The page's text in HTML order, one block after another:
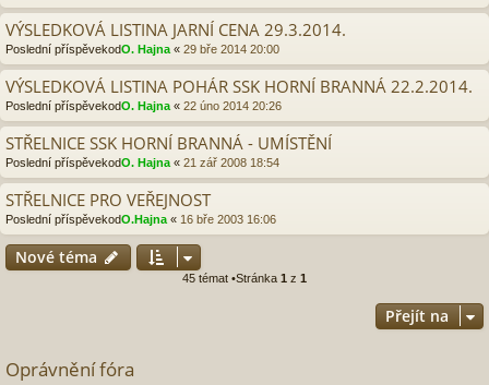
VÝSLEDKOVÁ LISTINA JARNÍ CENA 29.3.2014.
Poslední příspěvekodO. Hajna « 29 bře 2014 20:00
VÝSLEDKOVÁ LISTINA POHÁR SSK HORNÍ BRANNÁ 22.2.2014.
Poslední příspěvekodO. Hajna « 22 úno 2014 20:26
STŘELNICE SSK HORNÍ BRANNÁ - UMÍSTĚNÍ
Poslední příspěvekodO. Hajna « 21 zář 2008 18:54
STŘELNICE PRO VEŘEJNOST
Poslední příspěvekodO.Hajna « 16 bře 2003 16:06
Nové téma
45 témat •Stránka 1 z 1
Přejít na
Oprávnění fóra